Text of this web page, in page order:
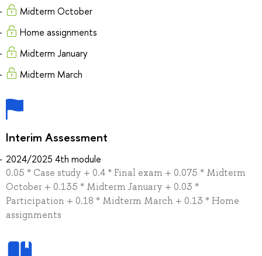
Midterm October
Home assignments
Midterm January
Midterm March
Interim Assessment
2024/2025 4th module
0.05 * Case study + 0.4 * Final exam + 0.075 * Midterm
October + 0.135 * Midterm January + 0.03 *
Participation + 0.18 * Midterm March + 0.13 * Home
assignments